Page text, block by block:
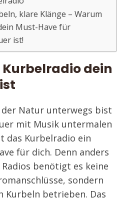
klare Klänge – Warum
Must-Have für
ist!
dein
Natur unterwegs bist
mit Musik untermalen
das Kurbelradio ein
für dich. Denn anders
benötigt es keine
sondern
Kurbeln betrieben. Das